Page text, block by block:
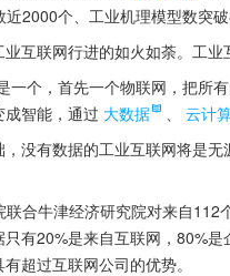
2000个、工业机理模型数突
互联网行进的如火如荼。工业
一个，首先一个物联网，把所
智能，通过 大数据 、 云计
没有数据的工业互联网将是
合牛津经济研究院对来自112
有20%是来自互联网，80%
超过互联网公司的优势。